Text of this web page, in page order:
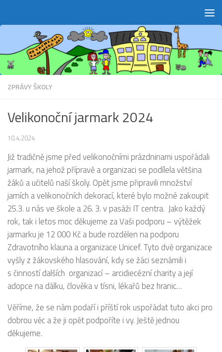
ZPRÁVY ŠKOLY
Velikonoční jarmark 2024
10.4.2024
Již tradičně jsme před velikonočními prázdninami uspořádali
jarmark, na jehož přípravě a organizaci se podílela většina
žáků a učitelů naší školy. Opět jsme připravili množství
jarních a velikonočních dekorací, které bylo možné zakoupit
25.3. u nás ve škole a 26. 3. v pasáži IT centra. Jako každý
rok, tak i letos moc děkujeme za Vaši podporu – výtěžek
jarmarku je 12 000 Kč a bude rozdělen na podporu
Zdravotního klauna a organizace Unicef. Tyto dvě organizace
vyšly z žákovského hlasování, kdy se žáci seznámili i
s činností dalších organizací – arcidiecézní charity a její
adopce na dálku, člověka v tísni, lékařů bez hranic…
Věříme, že se nám podaří i příští rok uspořádat tuto akci pro
dobrou věc a že ji opět podpoříte i vy. Ještě jednou
děkujeme.